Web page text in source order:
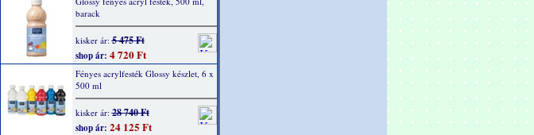
barack
kisker ár:5 475 Ft
shop ár: 4 720 Ft
Fényes acrylfesték Glossy készlet, 6 x
500 ml
kisker ár:28 740 Ft
shop ár: 24 125 Ft